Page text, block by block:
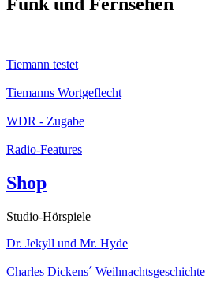
Tiemann testet
Tiemanns Wortgeflecht
WDR - Zugabe
Radio-Features
Shop
Studio-Hörspiele
Dr. Jekyll und Mr. Hyde
Charles Dickens´ Weihnachtsgeschichte